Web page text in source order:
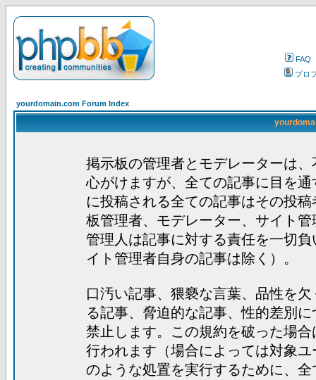
FAQ
プロ
yourdomain.com Forum Index
掲示板の管理者とモデレーターは
心がけますが、全ての記事に目を
に投稿される全ての記事はその投
板管理者、モデレーター、サイト
管理人は記事に対する責任を一切
イト管理者自身の記事は除く）。
口汚い記事、猥褻な言葉、品性を
る記事、脅迫的な記事、性的差別
禁止します。この規約を破った場
行われます（場合によっては対象
のような処置を実行するために、